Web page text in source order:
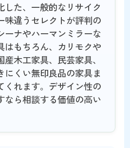
した、一般的なリサイク
味違うセレクトが評判の
ーナやハーマンミラーな
はもちろん、カリモクや
木工家具、民芸家具、
にくい無印良品の家具ま
くれます。デザイン性の
なら相談する価値の高い